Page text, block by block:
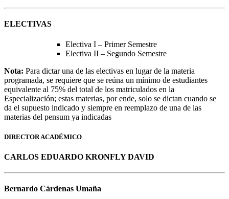
ELECTIVAS
Electiva I – Primer Semestre
Electiva II – Segundo Semestre
Nota: Para dictar una de las electivas en lugar de la materia
programada, se requiere que se reúna un mínimo de estudiantes
equivalente al 75% del total de los matriculados en la
Especialización; estas materias, por ende, solo se dictan cuando se
da el supuesto indicado y siempre en reemplazo de una de las
materias del pensum ya indicadas
DIRECTOR ACADÉMICO
CARLOS EDUARDO KRONFLY DAVID
Bernardo Cárdenas Umaña